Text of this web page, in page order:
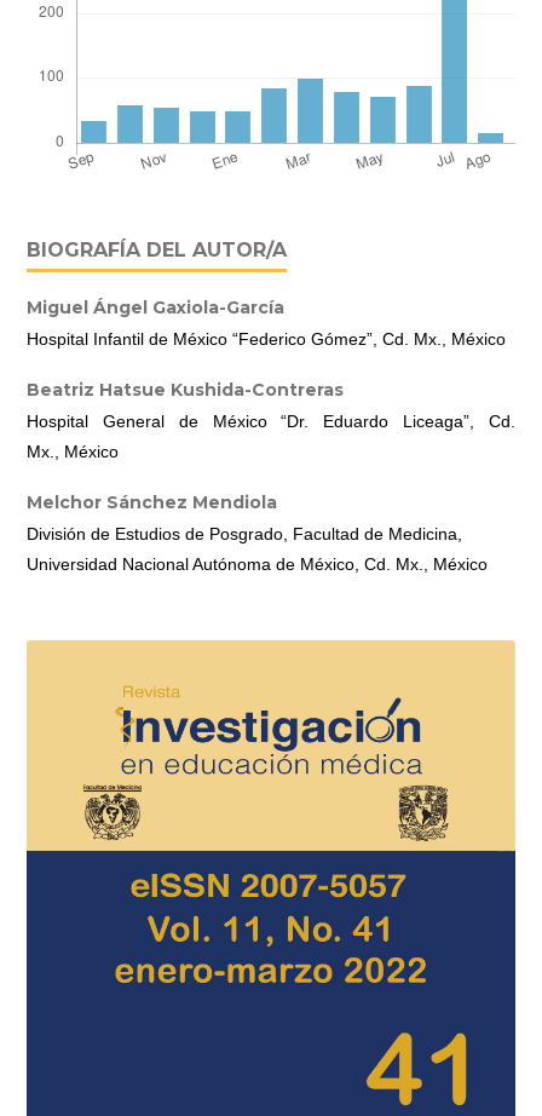
BIOGRAFÍA DEL AUTOR/A
Miguel Ángel Gaxiola-García
Hospital Infantil de México “Federico Gómez”, Cd. Mx., México
Beatriz Hatsue Kushida-Contreras
Hospital General de México “Dr. Eduardo Liceaga”, Cd.
Mx., México
Melchor Sánchez Mendiola
División de Estudios de Posgrado, Facultad de Medicina,
Universidad Nacional Autónoma de México, Cd. Mx., México